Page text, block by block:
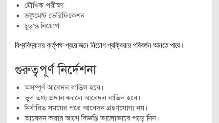
মৌখিক পরীক্ষা
ডকুমেন্ট ভেরিফিকেশন
চূড়ান্ত নিয়োগ
বিশ্ববিদ্যালয় কর্তৃপক্ষ প্রয়োজনে নিয়োগ প্রক্রিয়ায় পরিবর্তন আনতে পারে।
গুরুত্বপূর্ণ নির্দেশনা
অসম্পূর্ণ আবেদন বাতিল হবে।
ভুল তথ্য প্রদান করলে আবেদন বাতিল হবে।
নির্ধারিত সময়ের পরে আবেদন গ্রহণযোগ্য নয়।
আবেদন করার আগে বিজ্ঞপ্তি ভালোভাবে পড়ে নিন।